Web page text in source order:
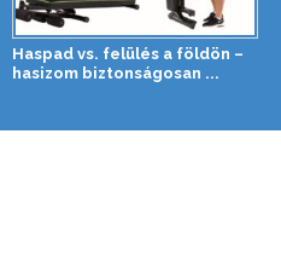
Haspad vs. felülés a földön –
hasizom biztonságosan ...